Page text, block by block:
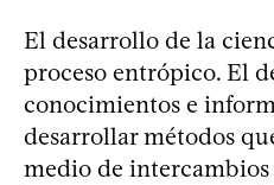
El desarrollo de la
proceso entrópico. El
conocimientos e
desarrollar métodos
medio de